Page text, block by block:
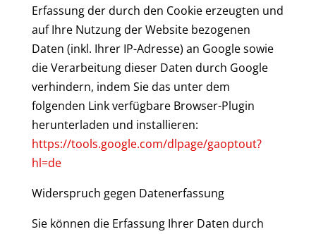
Erfassung der durch den Cookie erzeugten und
auf Ihre Nutzung der Website bezogenen
Daten (inkl. Ihrer IP-Adresse) an Google sowie
die Verarbeitung dieser Daten durch Google
verhindern, indem Sie das unter dem
folgenden Link verfügbare Browser-Plugin
herunterladen und installieren:
https://tools.google.com/dlpage/gaoptout?
hl=de
Widerspruch gegen Datenerfassung
Sie können die Erfassung Ihrer Daten durch